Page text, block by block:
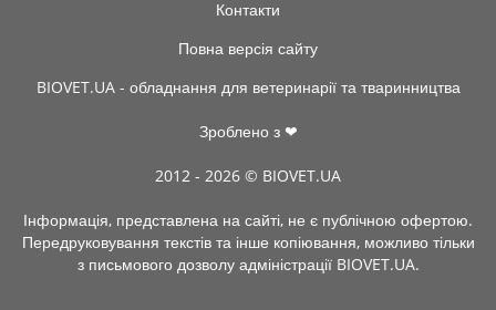
Контакти
Повна версія сайту
BIOVET.UA - обладнання для ветеринарії та тваринництва
Зроблено з ❤
2012 - 2026 © BIOVET.UA
Інформація, представлена на сайті, не є публічною офертою.
Передруковування текстів та інше копіювання, можливо тільки
з письмового дозволу адміністрації BIOVET.UA.